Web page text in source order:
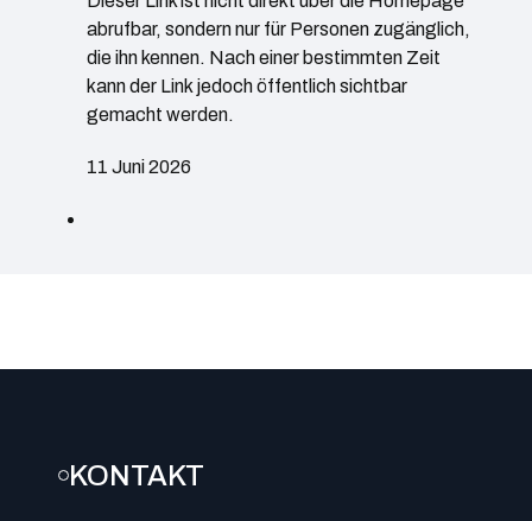
abrufbar, sondern nur für Personen zugänglich,
die ihn kennen. Nach einer bestimmten Zeit
kann der Link jedoch öffentlich sichtbar
gemacht werden.
11 Juni 2026
KONTAKT